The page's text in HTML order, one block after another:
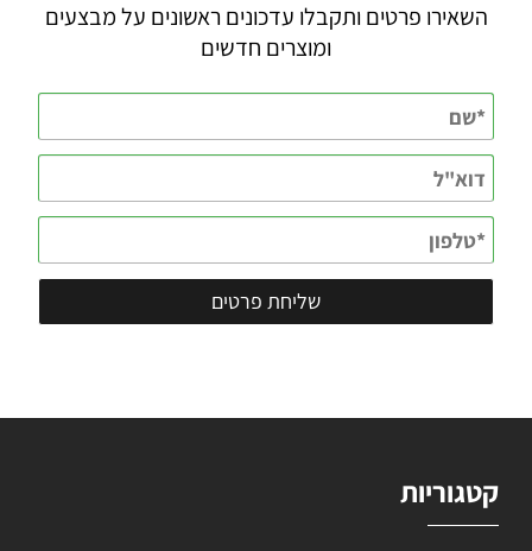
השאירו פרטים ותקבלו עדכונים ראשונים על מבצעים
ומוצרים חדשים
קטגוריות